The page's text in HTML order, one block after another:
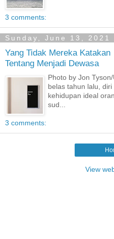
3 comments:
Sunday, June 13, 2021
Yang Tidak Mereka Katakan
Tentang Menjadi Dewasa
Photo by Jon
belas tahun lalu,
kehidupan ideal
sud...
3 comments:
View